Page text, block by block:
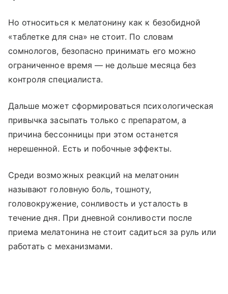
Но относиться к мелатонину как к безобидной
«таблетке для сна» не стоит. По словам
сомнологов, безопасно принимать его можно
ограниченное время — не дольше месяца без
контроля специалиста.
Дальше может сформироваться психологическая
привычка засыпать только с препаратом, а
причина бессонницы при этом останется
нерешенной. Есть и побочные эффекты.
Среди возможных реакций на мелатонин
называют головную боль, тошноту,
головокружение, сонливость и усталость в
течение дня. При дневной сонливости после
приема мелатонина не стоит садиться за руль или
работать с механизмами.